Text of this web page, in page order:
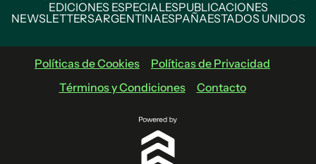
EDICIONES ESPECIALESPUBLICACIONES
NEWSLETTERSARGENTINAESPAÑAESTADOS UNIDOS
Políticas de Cookies
Políticas de Privacidad
Términos y Condiciones
Contacto